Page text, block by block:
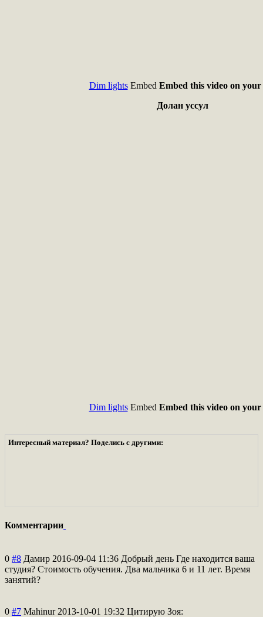
Dim lightsEmbed Embed this video on your
Долан уссул
Dim lightsEmbed Embed this video on your
Интересный материал? Поделись с другими:
Комментарии
0 #8 Дамир 2016-09-04 11:36 Добрый день Где находится ваша
студия? Стоимость обучения. Два мальчика 6 и 11 лет. Время
занятий?
0 #7 Mahinur 2013-10-01 19:32 Цитирую Зоя: